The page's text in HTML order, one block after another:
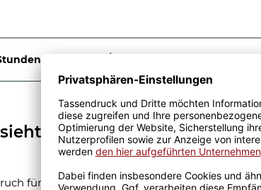
sieht ein richtig cooler
für Männer-Berufe - So sieht ein richtig